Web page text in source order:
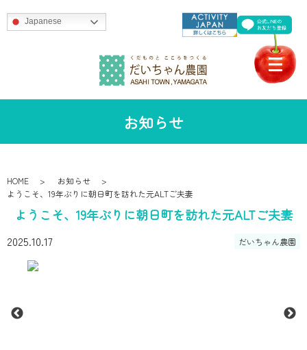
Japanese
お知らせ
HOME
お知らせ
ようこそ、19年ぶりに朝日町を訪れた元ALTご夫妻
ようこそ、19年ぶりに朝日町を訪れた元ALTご夫妻
2025.10.17 だいちゃん農園